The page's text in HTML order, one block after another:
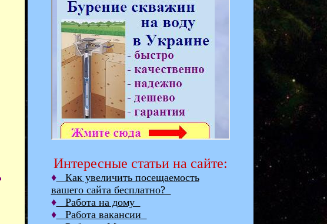
Интересные статьи на сайте:
♦Как увеличить посещаемость
вашего сайта бесплатно?
♦Работа на дому
♦Работа вакансии